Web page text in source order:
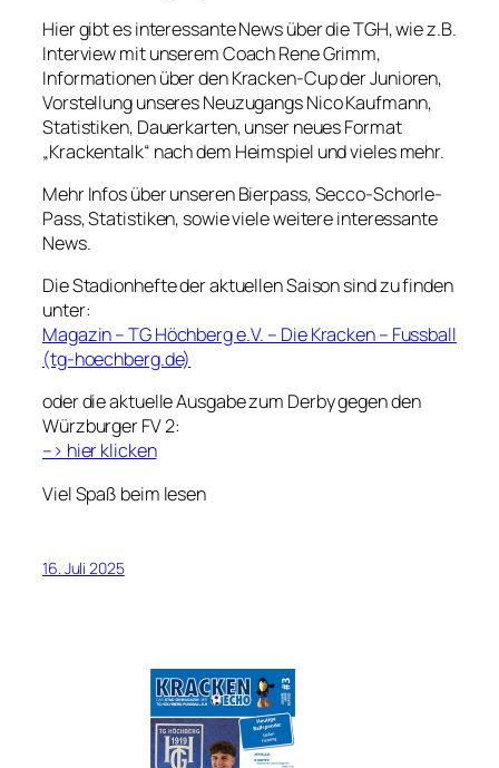
Hier gibt es interessante News über die TGH, wie z.B.
Interview mit unserem Coach Rene Grimm,
Informationen über den Kracken-Cup der Junioren,
Vorstellung unseres Neuzugangs Nico Kaufmann,
Statistiken, Dauerkarten, unser neues Format
„Krackentalk“ nach dem Heimspiel und vieles mehr.
Mehr Infos über unseren Bierpass, Secco-Schorle-
Pass, Statistiken, sowie viele weitere interessante
News.
Die Stadionhefte der aktuellen Saison sind zu finden
unter:
Magazin – TG Höchberg e.V. – Die Kracken – Fussball
(tg-hoechberg.de)
oder die aktuelle Ausgabe zum Derby gegen den
Würzburger FV 2:
–> hier klicken
Viel Spaß beim lesen
16. Juli 2025